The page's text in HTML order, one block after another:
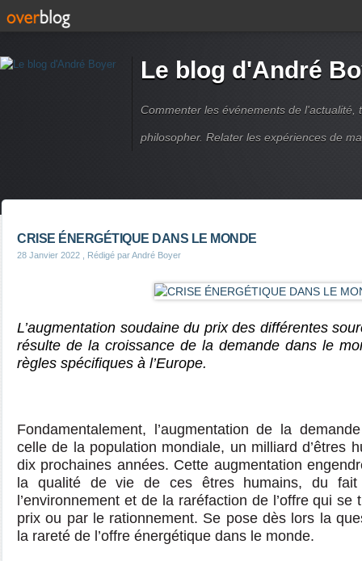
Le blog d'André
Commenter les événements de
philosopher. Relater les expériences de
CRISE ÉNERGÉTIQUE DANS LE MONDE
28 Janvier 2022 , Rédigé par André Boyer
L’augmentation soudaine du prix des différentes
résulte de la croissance de la demande dans le
règles spécifiques à l’Europe.
Fondamentalement, l’augmentation de la
celle de la population mondiale, un milliard d’êtres
dix prochaines années. Cette augmentation
la qualité de vie de ces êtres humains, du
l’environnement et de la raréfaction de l’offre qui
prix ou par le rationnement. Se pose dès lors la
la rareté de l’offre énergétique dans le monde.